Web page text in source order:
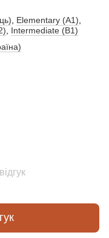
Elementary (A1)
Intermediate (B1)